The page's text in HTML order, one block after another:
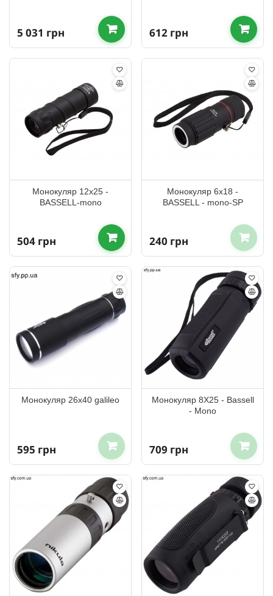
5 031 грн 612 грн
Монокуляр 12x25 -
BASSELL-mono
504 грн
Монокуляр 6x18 -
BASSELL - mono-SP
240 грн
Монокуляр 26х40 galileo
595 грн
Монокуляр 8Х25 - Bassell
- Mono
709 грн